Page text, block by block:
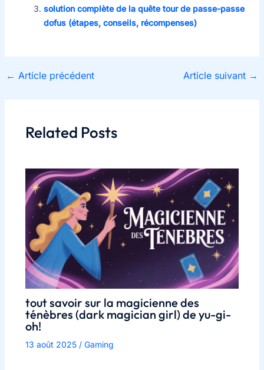
solution complète de la quête tour de passe-passe
dofus (étapes, conseils, récompenses)
← Article précédent Article suivant →
Related Posts
tout savoir sur la magicienne des
ténèbres (dark magician girl) de yu-gi-
oh!
13 août 2025 / Gaming